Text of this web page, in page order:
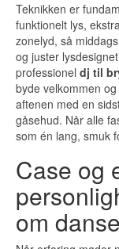
Teknikken er
funktionelt lys,
zonelyd, så
og juster
professionel dj til
byde velkommen
aftenen med en
gåsehud. Når alle
som én lang, smuk
Case og
om